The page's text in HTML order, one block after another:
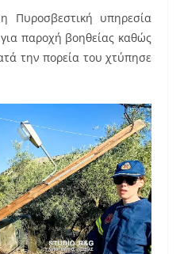
Πυροσβεστική υπηρεσία
παροχή βοηθείας καθώς
την πορεία του χτύπησε